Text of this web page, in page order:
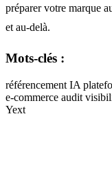
préparer votre marque
et au-delà.
Mots-clés :
référencement IA
e-commerce audit
Yext